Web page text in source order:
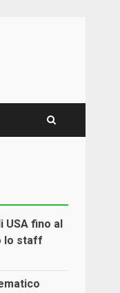
fino al
lo staff